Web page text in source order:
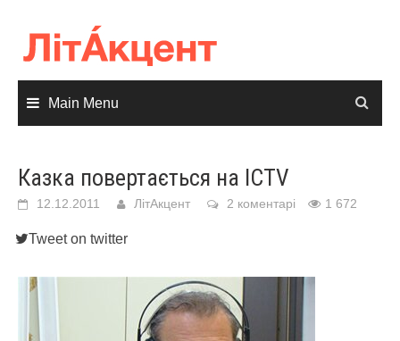
content
Main Menu
Казка повертається на ICTV
12.12.2011 ЛітАкцент 2 коментарі 1 672
Tweet on twitter